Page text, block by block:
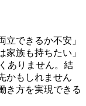
立できるか不安」
家族も持ちたい」
ありません。結
かもしれません
き方を実現できる